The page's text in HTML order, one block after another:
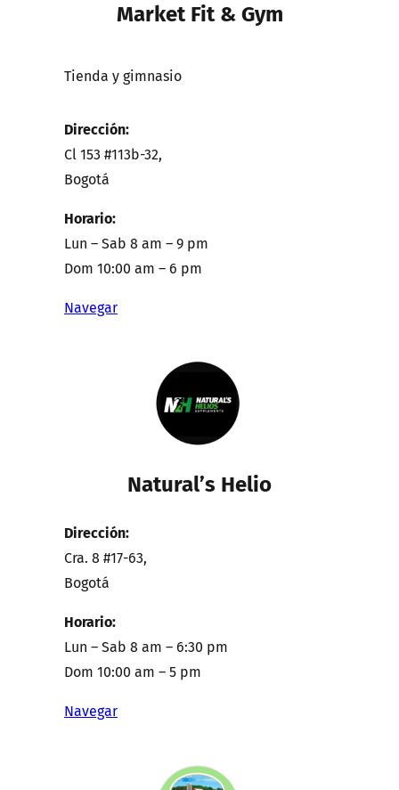
Market Fit & Gym
Tienda y gimnasio
Dirección:
Cl 153 #113b-32,
Bogotá
Horario:
Lun – Sab 8 am – 9 pm
Dom 10:00 am – 6 pm
Navegar
Natural’s Helio
Dirección:
Cra. 8 #17-63,
Bogotá
Horario:
Lun – Sab 8 am – 6:30 pm
Dom 10:00 am – 5 pm
Navegar